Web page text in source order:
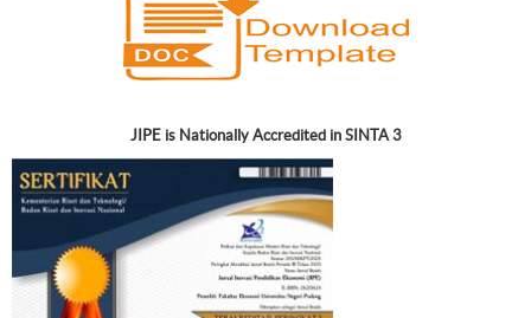
JIPE is Nationally Accredited in SINTA 3